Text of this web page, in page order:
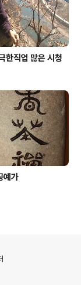
한직업 많은 시청
예가